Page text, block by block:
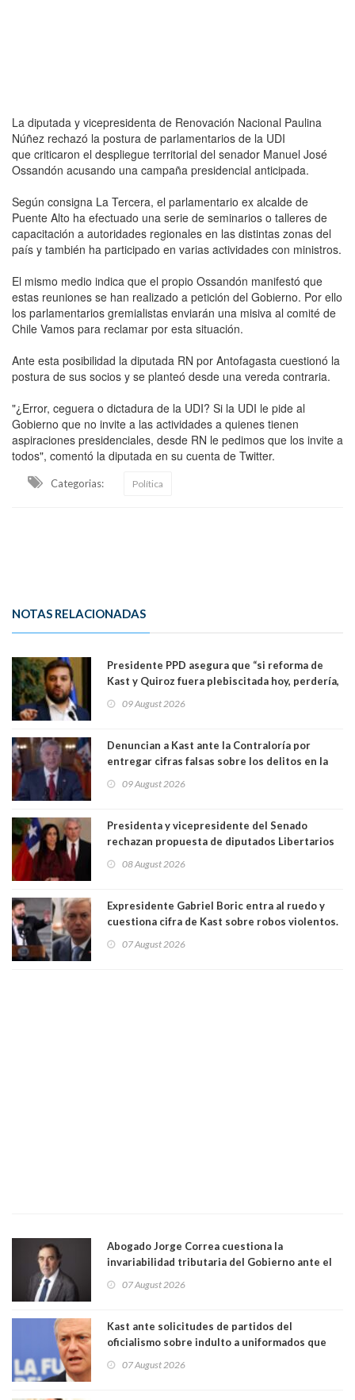
La diputada y vicepresidenta de Renovación Nacional Paulina
Núñez rechazó la postura de parlamentarios de la UDI
que criticaron el despliegue territorial del senador Manuel José
Ossandón acusando una campaña presidencial anticipada.
Según consigna La Tercera, el parlamentario ex alcalde de
Puente Alto ha efectuado una serie de seminarios o talleres de
capacitación a autoridades regionales en las distintas zonas del
país y también ha participado en varias actividades con ministros.
El mismo medio indica que el propio Ossandón manifestó que
estas reuniones se han realizado a petición del Gobierno. Por ello
los parlamentarios gremialistas enviarán una misiva al comité de
Chile Vamos para reclamar por esta situación.
Ante esta posibilidad la diputada RN por Antofagasta cuestionó la
postura de sus socios y se planteó desde una vereda contraria.
"¿Error, ceguera o dictadura de la UDI? Si la UDI le pide al
Gobierno que no invite a las actividades a quienes tienen
aspiraciones presidenciales, desde RN le pedimos que los invite a
todos", comentó la diputada en su cuenta de Twitter.
Categorias: Política
NOTAS RELACIONADAS
Presidente PPD asegura que “si reforma de
Kast y Quiroz fuera plebiscitada hoy, perdería,
a favor de la oposición, sería una victoria de la
09 August 2026
Denuncian a Kast ante la Contraloría por
entregar cifras falsas sobre los delitos en la
09 August 2026
Presidenta y vicepresidente del Senado
rechazan propuesta de diputados Libertarios
"Constituye un camino equivocado"
08 August 2026
Expresidente Gabriel Boric entra al ruedo y
cuestiona cifra de Kast sobre robos violentos.
07 August 2026
Abogado Jorge Correa cuestiona la
invariabilidad tributaria del Gobierno ante el
democracia” y "defendemos la alternancia en el
07 August 2026
Kast ante solicitudes de partidos del
oficialismo sobre indulto a uniformados que
07 August 2026